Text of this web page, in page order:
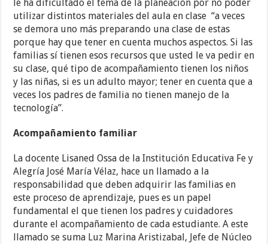
le ha dificultado el tema de la planeación por no poder
utilizar distintos materiales del aula en clase “a veces
se demora uno más preparando una clase de estas
porque hay que tener en cuenta muchos aspectos. Si las
familias sí tienen esos recursos que usted le va pedir en
su clase, qué tipo de acompañamiento tienen los niños
y las niñas, si es un adulto mayor; tener en cuenta que a
veces los padres de familia no tienen manejo de la
tecnología”.
Acompañamiento familiar
La docente Lisaned Ossa de la Institución Educativa Fe y
Alegría José María Vélaz, hace un llamado a la
responsabilidad que deben adquirir las familias en
este proceso de aprendizaje, pues es un papel
fundamental el que tienen los padres y cuidadores
durante el acompañamiento de cada estudiante. A este
llamado se suma Luz Marina Aristizabal, Jefe de Núcleo